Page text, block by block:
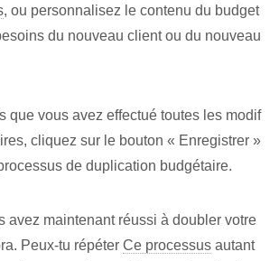
, ou personnalisez le contenu du budget
du nouveau client ou du nouveau
que vous avez effectué toutes les modif
cliquez sur le bouton « Enregistrer »
de duplication budgétaire.
avez maintenant réussi à doubler votre
Peux-tu répéter Ce processus autant